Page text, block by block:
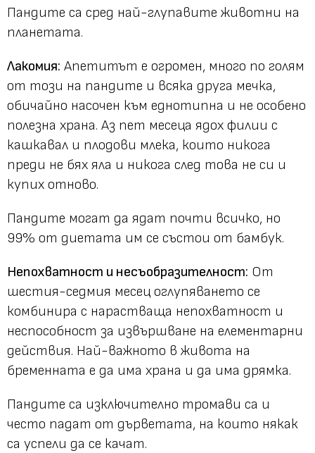
Пандите са сред най-глупавите животни на
планетата.
Лакомия: Апетитът е огромен, много по голям
от този на пандите и всяка друга мечка,
обичайно насочен към еднотипна и не особено
полезна храна. Аз пет месеца ядох филии с
кашкавал и плодови млека, които никога
преди не бях яла и никога след това не си и
купих отново.
Пандите могат да ядат почти всичко, но
99% от диетата им се състои от бамбук.
Непохватност и несъобразителност: От
шестия-седмия месец оглупяването се
комбинира с нарастваща непохватност и
неспособност за извършване на елементарни
действия. Най-важното в живота на
бременната е да има храна и да има дрямка.
Пандите са изключително тромави са и
често падат от дърветата, на които някак
са успели да се качат.